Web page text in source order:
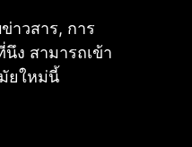
าวสาร, การ
ง สามารถเข้า
ยใหม่นี้